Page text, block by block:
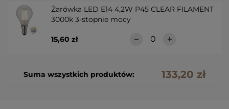
Żarówka LED E14 4,2W P45 CLEAR FILAMENT
3000k 3-stopnie mocy
15,60 zł
Suma wszystkich produktów: 133,20 zł